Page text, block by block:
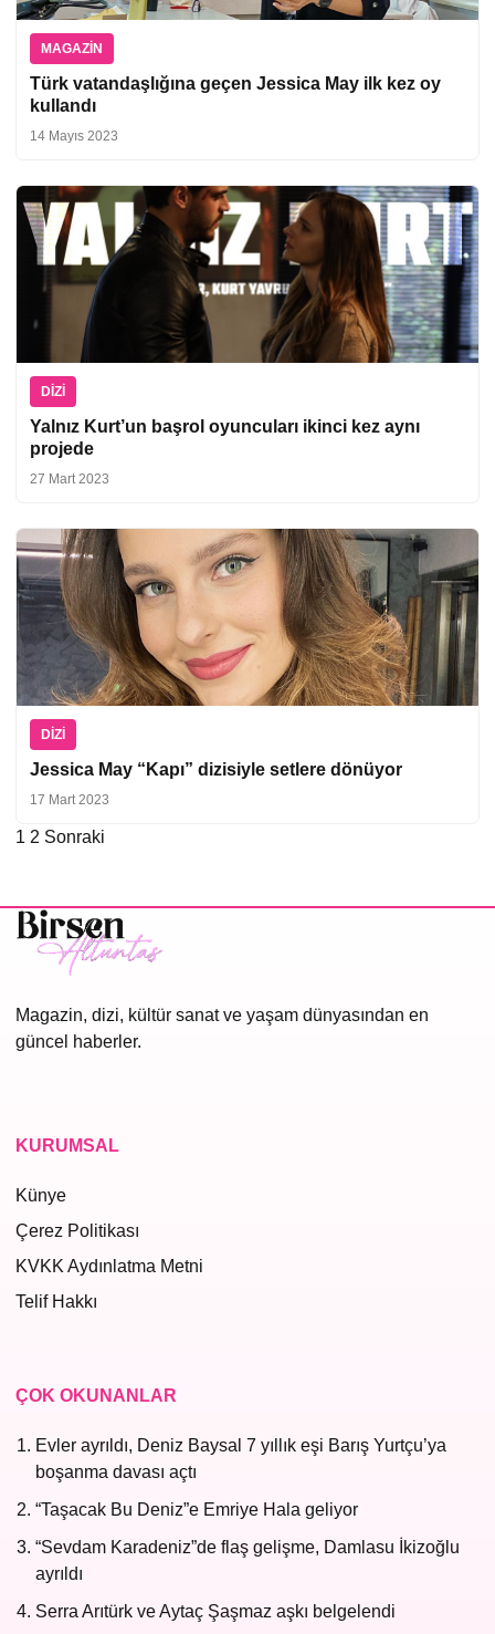
MAGAZIN
Türk vatandaşlığına geçen Jessica May ilk kez oy
kullandı
14 Mayıs 2023
DIZI
Yalnız Kurt’un başrol oyuncuları ikinci kez aynı
projede
27 Mart 2023
DIZI
Jessica May “Kapı” dizisiyle setlere dönüyor
17 Mart 2023
Yazı
1 2 Sonraki
Magazin, dizi, kültür sanat ve yaşam dünyasından en
güncel haberler.
KURUMSAL
Künye
Çerez Politikası
KVKK Aydınlatma Metni
Telif Hakkı
ÇOK OKUNANLAR
Evler ayrıldı, Deniz Baysal 7 yıllık eşi Barış Yurtçu’ya
boşanma davası açtı
“Taşacak Bu Deniz”e Emriye Hala geliyor
“Sevdam Karadeniz”de flaş gelişme, Damlasu İkizoğlu
ayrıldı
Serra Arıtürk ve Aytaç Şaşmaz aşkı belgelendi